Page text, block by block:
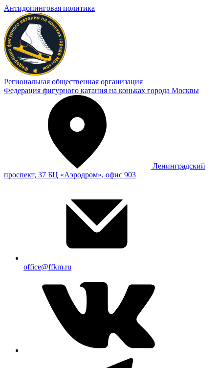
Антидопинговая политика
Региональная общественная организация
Федерация фигурного катания на коньках города Москвы
Ленинградский
проспект, 37 БЦ «Аэродром», офис 903
office@ffkm.ru